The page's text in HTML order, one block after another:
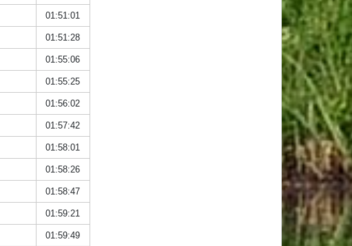
01:51:01
01:51:28
01:55:06
01:55:25
01:56:02
01:57:42
01:58:01
01:58:26
01:58:47
01:59:21
01:59:49